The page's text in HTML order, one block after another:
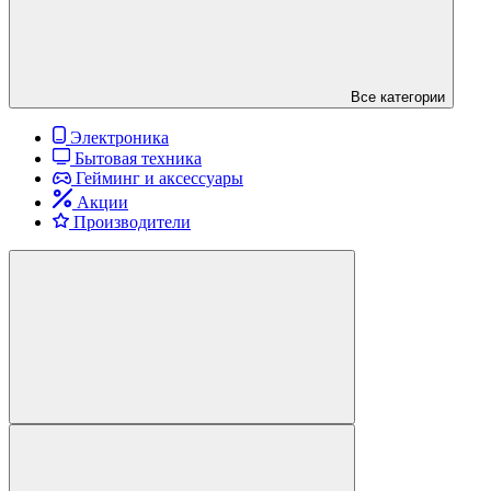
Все категории
Электроника
Бытовая техника
Гейминг и аксессуары
Акции
Производители